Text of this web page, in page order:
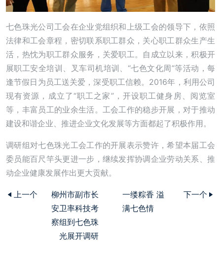
七色珠光公司工会在企业党组织和上级工会的领导下，依照
法律和工会章程，密切联系职工群众，关心职工群众生产生
活，热忱为职工群众服务，关爱职工。自成立以来，积极开
展职工安全培训、叉车司机培训、“七色文化周”等活动，每
逢节假日为员工送关爱，深受职工信赖。2016年，利用公司
现有资源，成立了“职工之家”，开设职工健身房、阅览室
等，丰富员工的业余生活。工会工作的稳步开展，对于推动
建设和谐企业、推进企业文化发展等方面都起了积极作用。
调研组对七色珠光工会工作的开展表示赞许，希望本届工会
委员能百尺竿头更进一步，继续发挥协调企业劳动关系、推
动企业健康发展作出更大贡献。
上一个
柳州市副市长
安卫率科技考
察组到七色珠
光展开调研
一缕粽香 溢
满七色情
下一个